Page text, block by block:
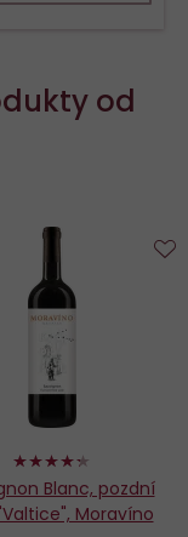
od
86%
Blanc, pozdní
Moravíno